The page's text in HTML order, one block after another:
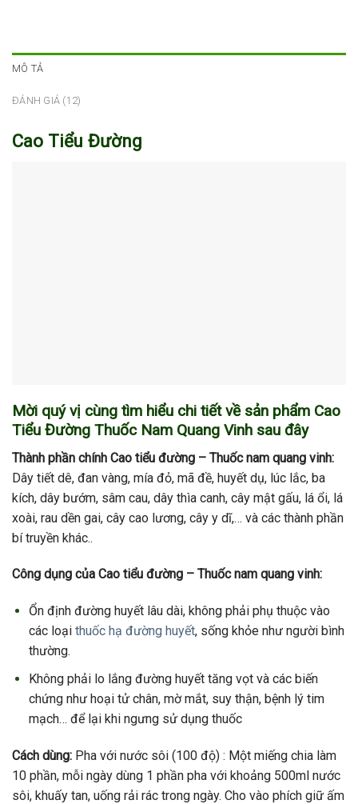
MÔ TẢ
ĐÁNH GIÁ (12)
Cao Tiểu Đường
Mời quý vị cùng tìm hiểu chi tiết về sản phẩm Cao
Tiểu Đường Thuốc Nam Quang Vinh sau đây
Thành phần chính Cao tiểu đường – Thuốc nam quang vinh:
Dây tiết dê, đan vàng, mía đỏ, mã đề, huyết dụ, lúc lắc, ba
kích, dây bướm, sâm cau, dây thìa canh, cây mật gấu, lá ổi, lá
xoài, rau dền gai, cây cao lương, cây y dĩ,… và các thành phần
bí truyền khác..
Công dụng của Cao tiểu đường – Thuốc nam quang vinh:
Ổn định đường huyết lâu dài, không phải phụ thuộc vào
các loại thuốc hạ đường huyết, sống khỏe như người bình
thường.
Không phải lo lắng đường huyết tăng vọt và các biến
chứng như hoại tử chân, mờ mắt, suy thận, bệnh lý tim
mạch… để lại khi ngưng sử dụng thuốc
Cách dùng: Pha với nước sôi (100 độ) : Một miếng chia làm
10 phần, mỗi ngày dùng 1 phần pha với khoảng 500ml nước
sôi, khuấy tan, uống rải rác trong ngày. Cho vào phích giữ ấm